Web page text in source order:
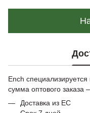
Ench
сумма оптового заказа
Доставка из ЕС